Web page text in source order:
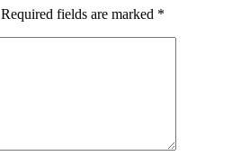
Required fields are marked *